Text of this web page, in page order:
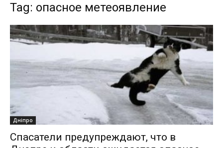
Tag: опасное метеоявление
Дніпро
Спасатели предупреждают, что в